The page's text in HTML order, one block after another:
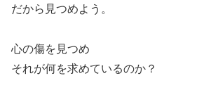
だから見つめよう。
心の傷を見つめ
それが何を求めているのか？